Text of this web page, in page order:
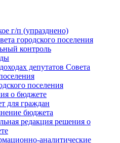
г/п (упразднено)
городского поселения
контроль
депутатов Совета
поселения
о бюджете
для граждан
бюджета
редакция решения о
аналитические